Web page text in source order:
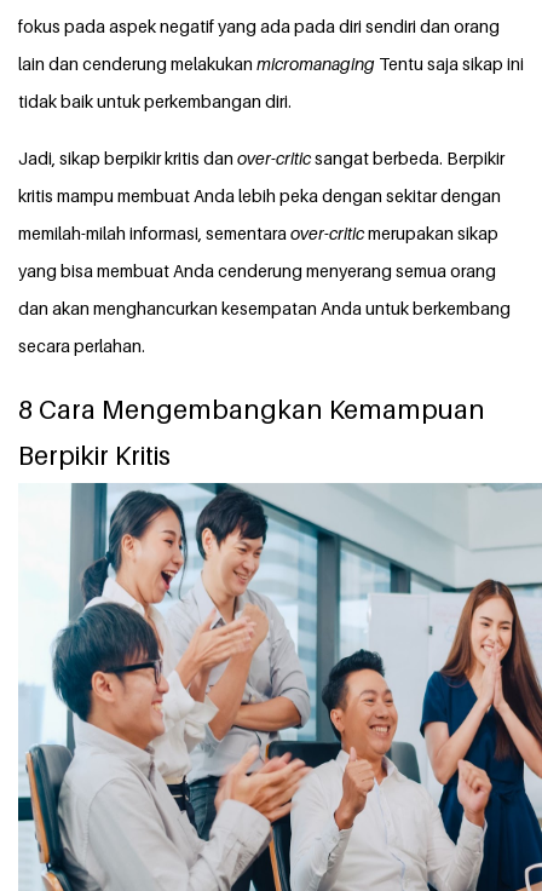
fokus pada aspek negatif yang ada pada diri sendiri dan orang
lain dan cenderung melakukan micromanaging Tentu saja sikap ini
tidak baik untuk perkembangan diri.
Jadi, sikap berpikir kritis dan over-criticsangat berbeda. Berpikir
kritis mampu membuat Anda lebih peka dengan sekitar dengan
memilah-milah informasi, sementaraover-criticmerupakan sikap
yang bisa membuat Anda cenderung menyerang semua orang
dan akan menghancurkan kesempatan Anda untuk berkembang
secara perlahan.
8 Cara Mengembangkan Kemampuan
Berpikir Kritis